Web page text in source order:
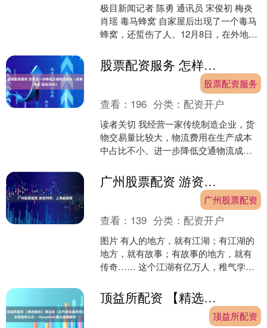
极目新闻记者 陈勇 通讯员 宋俊初 梅炎
肖瑶 毒马蜂窝 自家屋后出现了一个毒马
蜂窝，还蜇伤了人。12月8日，在外地做
助。最终，....
股票配资服务 怎样进一步降低交通物流成本（政策问答·回应关切）
股票配资服务
查看： 196 分类：配资开户
读者关切 我经营一家传统制造企业，货
物交易量比较大，物流费用在生产成本
中占比不小。进一步降低交通物流成
本，是支持实体经济发展....广州股票配资 游资列传：上海超短帮
广州股票配资
查看： 139 分类：配资开户
图片 有人的地方，就有江湖；有江湖的
地方，就有故事；有故事的地方，就有
传奇…… 这个江湖有亿万人，稚气学
沉迷于此；这个江湖以金....顶益所配资 【精选指标】通达信【主升启动趋势线】主图指标公式——DeepSeek量化策略解析
顶益所配资